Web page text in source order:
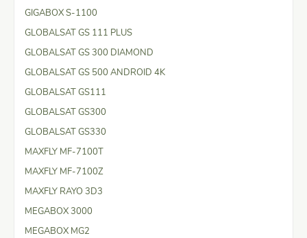
GIGABOX S-1100
GLOBALSAT GS 111 PLUS
GLOBALSAT GS 300 DIAMOND
GLOBALSAT GS 500 ANDROID 4K
GLOBALSAT GS111
GLOBALSAT GS300
GLOBALSAT GS330
MAXFLY MF-7100T
MAXFLY MF-7100Z
MAXFLY RAYO 3D3
MEGABOX 3000
MEGABOX MG2